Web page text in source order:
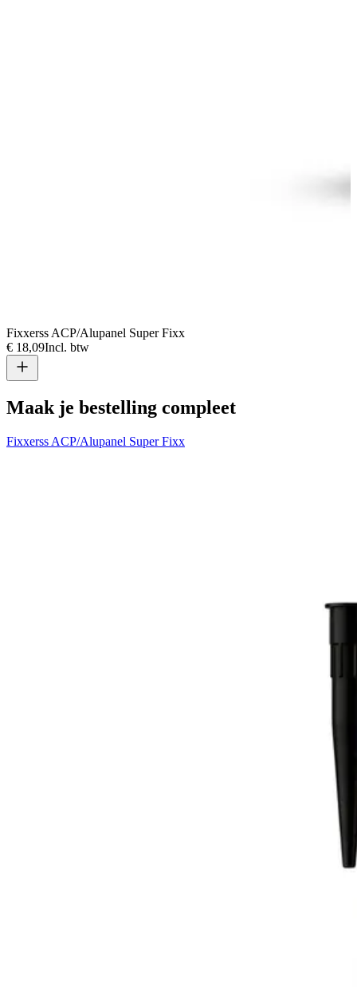
Fixxerss ACP/Alupanel Super Fixx
€ 18,09Incl. btw
Maak je bestelling compleet
Fixxerss ACP/Alupanel Super Fixx